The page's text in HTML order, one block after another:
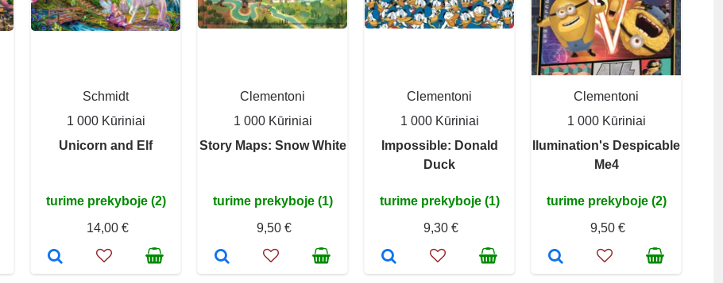
Schmidt
1 000 Kūriniai
Unicorn and Elf
turime prekyboje (2)
14,00 €
Clementoni
1 000 Kūriniai
Story Maps: Snow White
turime prekyboje (1)
9,50 €
Clementoni
1 000 Kūriniai
Impossible: Donald
Duck
turime prekyboje (1)
9,30 €
Clementoni
1 000 Kūriniai
Ilumination's Despicable
Me4
turime prekyboje (2)
9,50 €